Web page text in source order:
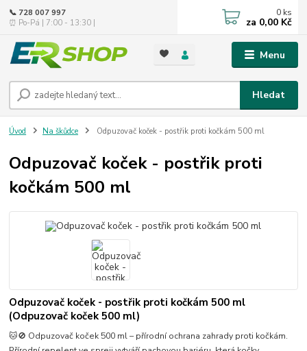
Menu
Hledat
📞 728 007 997
⏰ Po-Pá | 7:00 - 13:30 |
0 ks
za 0,00 Kč
Úvod Na škůdce Odpuzovač koček - postřik proti kočkám 500 ml
Odpuzovač koček - postřik proti
kočkám 500 ml
Odpuzovač koček - postřik proti kočkám 500 ml
(Odpuzovač koček 500 ml)
🐱🚫 Odpuzovač koček 500 ml – přírodní ochrana zahrady proti kočkám.